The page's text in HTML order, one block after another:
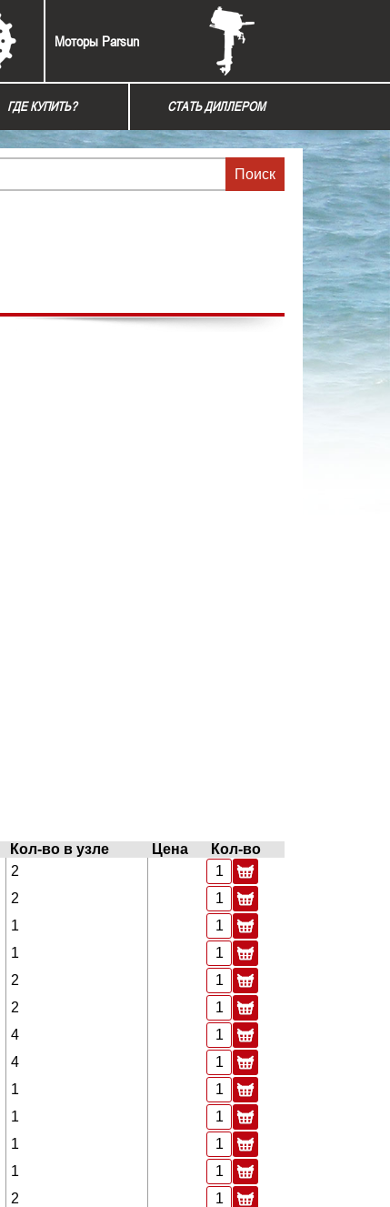
Моторы Parsun
ГДЕ КУПИТЬ? СТАТЬ ДИЛЛЕРОМ
Кол-во в узле Цена
Кол-во
2
2
1
1
2
2
4
4
1
1
1
1
2